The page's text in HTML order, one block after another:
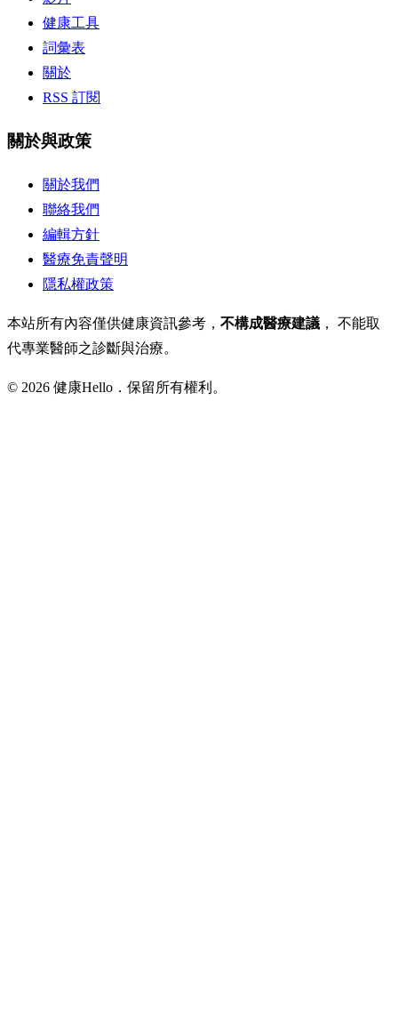
健康工具
詞彙表
關於
RSS 訂閱
關於與政策
關於我們
聯絡我們
編輯方針
醫療免責聲明
隱私權政策
本站所有內容僅供健康資訊參考， 不構成醫療建議 ， 不能取
代專業醫師之診斷與治療。
© 2026 健康Hello．保留所有權利。